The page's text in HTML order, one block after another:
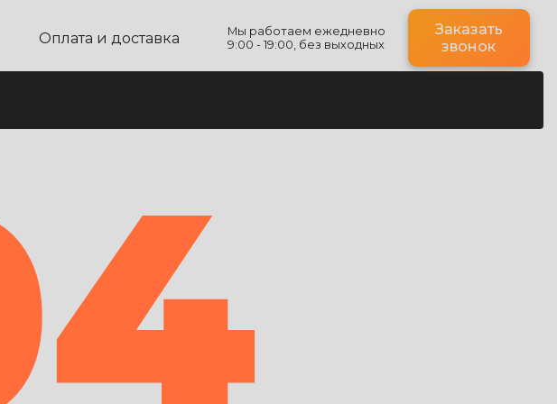
Оплата и доставка
Мы работаем ежедневно
9:00 - 19:00, без выходных
Заказать
звонок